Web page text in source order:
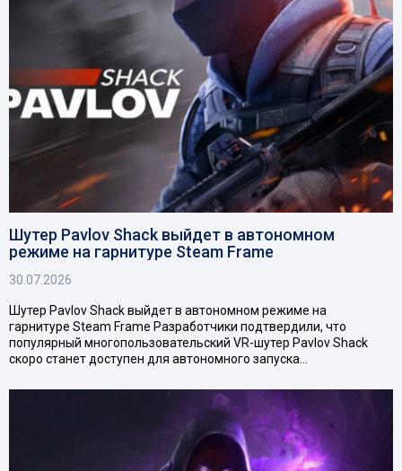
Шутер Pavlov Shack выйдет в автономном
режиме на гарнитуре Steam Frame
30.07.2026
Шутер Pavlov Shack выйдет в автономном режиме на
гарнитуре Steam Frame Разработчики подтвердили, что
популярный многопользовательский VR-шутер Pavlov Shack
скоро станет доступен для автономного запуска…